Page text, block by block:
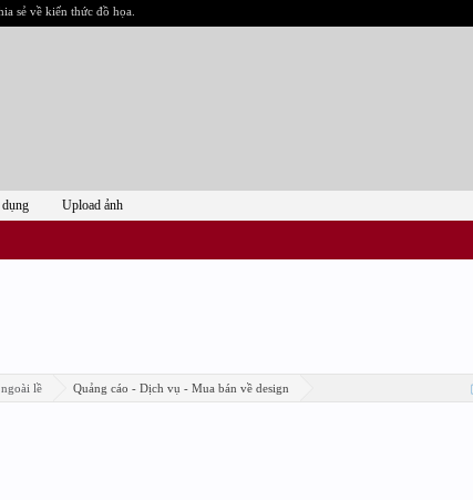
sẻ về kiến thức đồ họa.
lề Quảng cáo - Dịch vụ - Mua bán về design
Upload ảnh